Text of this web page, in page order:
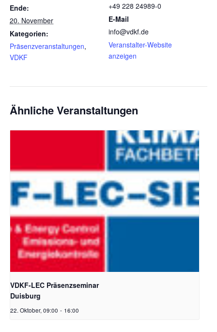
Ende:
20. November
Kategorien:
Präsenzveranstaltungen,
VDKF
+49 228 24989-0
E-Mail
info@vdkf.de
Veranstalter-Website
anzeigen
Ähnliche Veranstaltungen
VDKF-LEC Präsenzseminar
Duisburg
22. Oktober, 09:00 - 16:00